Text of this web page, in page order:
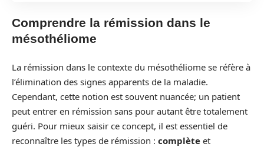
Comprendre la rémission dans le
mésothéliome
La rémission dans le contexte du mésothéliome se réfère à
l’élimination des signes apparents de la maladie.
Cependant, cette notion est souvent nuancée; un patient
peut entrer en rémission sans pour autant être totalement
guéri. Pour mieux saisir ce concept, il est essentiel de
reconnaître les types de rémission : complète et